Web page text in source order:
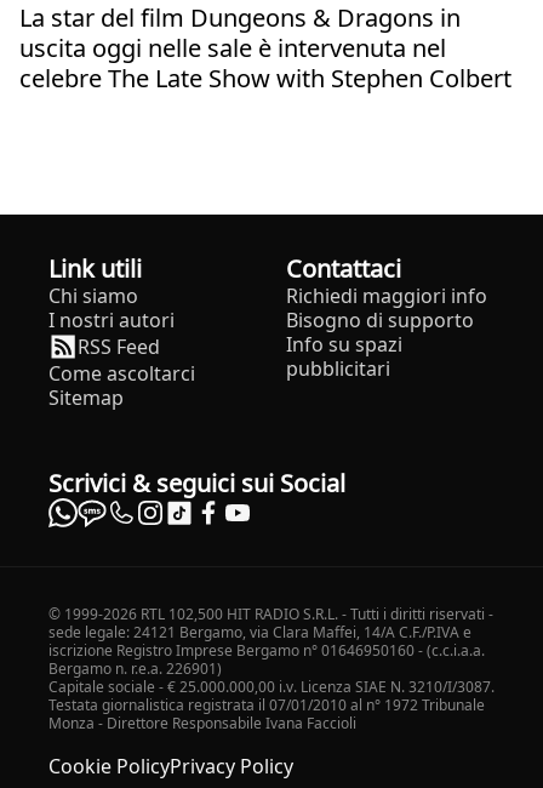
La star del film Dungeons & Dragons in
uscita oggi nelle sale è intervenuta nel
celebre The Late Show with Stephen Colbert
Link utili
Chi siamo
I nostri autori
RSS Feed
Come ascoltarci
Sitemap
Contattaci
Richiedi maggiori info
Bisogno di supporto
Info su spazi
pubblicitari
Scrivici & seguici sui Social
© 1999-2026 RTL 102,500 HIT RADIO S.R.L. - Tutti i diritti riservati -
sede legale: 24121 Bergamo, via Clara Maffei, 14/A C.F./P.IVA e
iscrizione Registro Imprese Bergamo n° 01646950160 - (c.c.i.a.a.
Bergamo n. r.e.a. 226901)
Capitale sociale - € 25.000.000,00 i.v. Licenza SIAE N. 3210/I/3087.
Testata giornalistica registrata il 07/01/2010 al n° 1972 Tribunale
Monza - Direttore Responsabile Ivana Faccioli
Cookie PolicyPrivacy Policy